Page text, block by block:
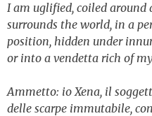
I am uglified, coiled
surrounds the world, in a
position, hidden under
or into a vendetta rich of
Ammetto: io Xena, il
delle scarpe immutabile,